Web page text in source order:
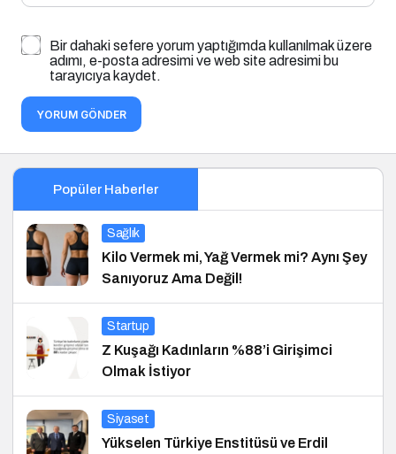
Bir dahaki sefere yorum yaptığımda kullanılmak üzere
adımı, e-posta adresimi ve web site adresimi bu
tarayıcıya kaydet.
YORUM GÖNDER
Popüler Haberler
Sağlık
Kilo Vermek mi, Yağ Vermek mi? Aynı Şey
Sanıyoruz Ama Değil!
Startup
Z Kuşağı Kadınların %88’i Girişimci
Olmak İstiyor
Siyaset
Yükselen Türkiye Enstitüsü ve Erdil